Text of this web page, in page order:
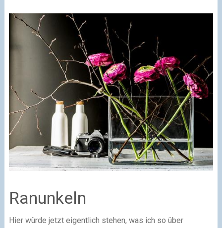
Ranunkeln
Hier würde jetzt eigentlich stehen, was ich so über